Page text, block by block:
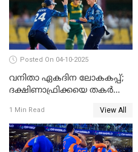
Posted On 04-10-2025
വനിതാ ഏകദിന ലോകകപ്പ്;
ദക്ഷിണാഫ്രിക്കയെ തകർത്ത്
1 Min Read View All